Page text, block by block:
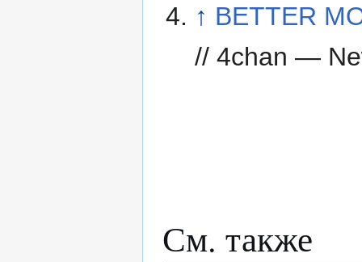
↑ BETTER
// 4chan —
См. также